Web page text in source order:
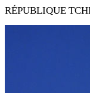
RÉPUBLIQUE